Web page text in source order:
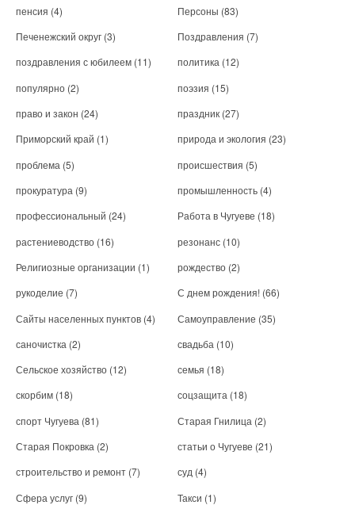
пенсия (4) Персоны (83)
Печенежский округ (3) Поздравления (7)
поздравления с юбилеем (11) политика (12)
популярно (2) поэзия (15)
право и закон (24) праздник (27)
Приморский край (1) природа и экология (23)
проблема (5) происшествия (5)
прокуратура (9) промышленность (4)
профессиональный (24) Работа в Чугуеве (18)
растениеводство (16) резонанс (10)
Религиозные организации (1) рождество (2)
рукоделие (7) С днем рождения! (66)
Сайты населенных пунктов (4) Самоуправление (35)
саночистка (2) свадьба (10)
Сельское хозяйство (12) семья (18)
скорбим (18) соцзащита (18)
спорт Чугуева (81) Старая Гнилица (2)
Старая Покровка (2) статьи о Чугуеве (21)
строительство и ремонт (7) суд (4)
Сфера услуг (9) Такси (1)